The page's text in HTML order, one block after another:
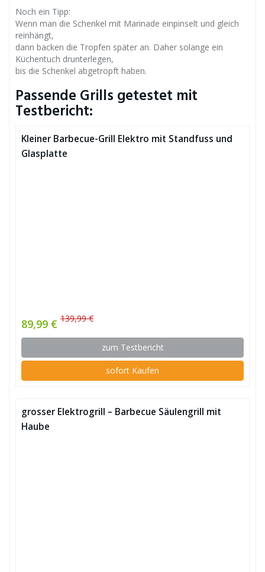
Noch ein Tipp:
Wenn man die Schenkel mit Marinade einpinselt und gleich
reinhängt,
dann backen die Tropfen später an. Daher solange ein
Küchentuch drunterlegen,
bis die Schenkel abgetropft haben.
Passende Grills getestet mit
Testbericht:
Kleiner Barbecue-Grill Elektro mit Standfuss und
Glasplatte
89,99 € 139,99 €
zum Testbericht
sofort Kaufen
grosser Elektrogrill – Barbecue Säulengrill mit
Haube